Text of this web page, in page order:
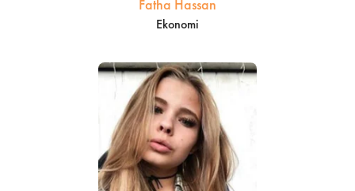
Fatha Hassan
Ekonomi